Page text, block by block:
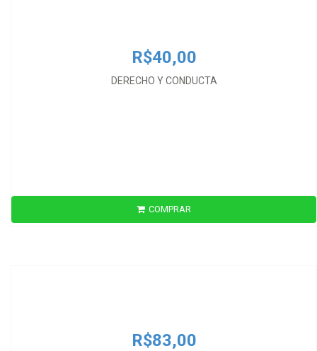
R$40,00
DERECHO Y CONDUCTA
COMPRAR
R$83,00
R$83,00